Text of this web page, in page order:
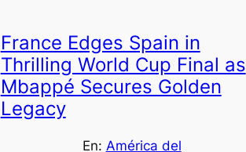
France Edges Spain in
Thrilling World Cup Final as
Mbappé Secures Golden
Legacy
En: América del